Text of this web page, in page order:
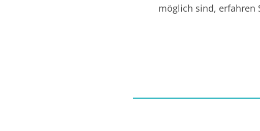
möglich sind, erfahren